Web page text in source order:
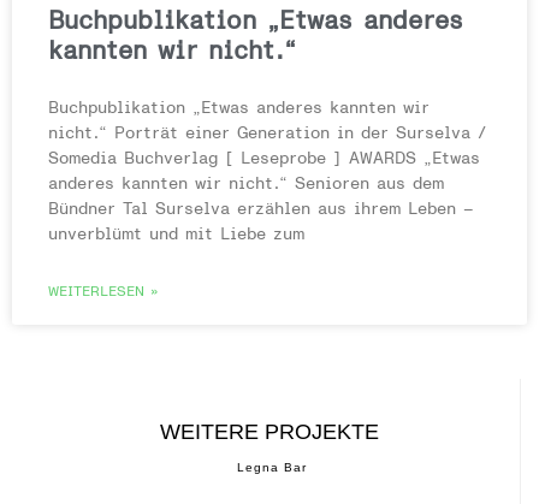
Buchpublikation „Etwas anderes
kannten wir nicht.“
Buchpublikation „Etwas anderes kannten wir
nicht.“ Porträt einer Generation in der Surselva /
Somedia Buchverlag [ Leseprobe ] AWARDS „Etwas
anderes kannten wir nicht.“ Senioren aus dem
Bündner Tal Surselva erzählen aus ihrem Leben –
unverblümt und mit Liebe zum
WEITERLESEN »
WEITERE PROJEKTE
Legna Bar